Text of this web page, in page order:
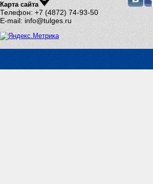
Карта сайта
Телефон: +7 (4872) 74-93-50
E-mail: info@tulges.ru